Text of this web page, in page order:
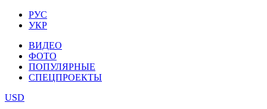
РУС
УКР
ВИДЕО
ФОТО
ПОПУЛЯРНЫЕ
СПЕЦПРОЕКТЫ
USD